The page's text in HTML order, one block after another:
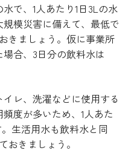
で、1人あたり1日3Lの水
模災害に備えて、最低で
きましょう。仮に事業所
合、3日分の飲料水は
レ、洗濯などに使用する
度が多いため、1人あた
生活用水も飲料水と同
おきましょう。